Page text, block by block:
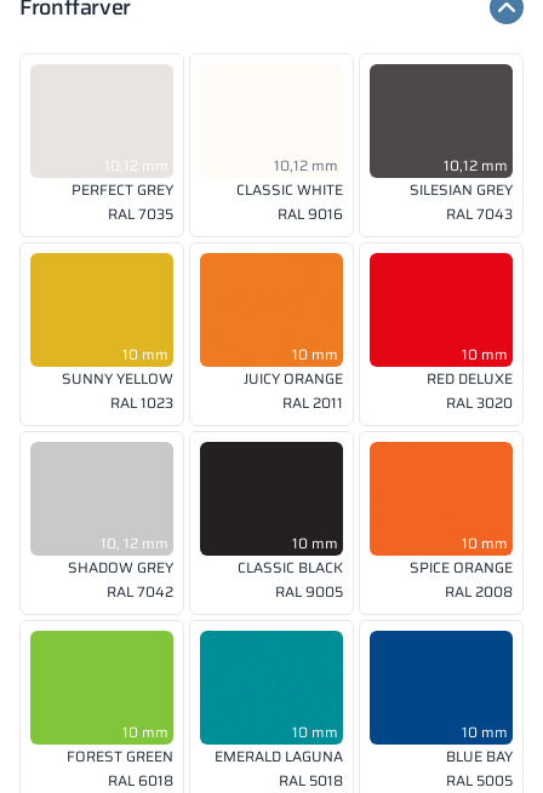
Frontfarver
10,12 mm
PERFECT GREY
RAL 7035
10,12 mm
CLASSIC WHITE
RAL 9016
10,12 mm
SILESIAN GREY
RAL 7043
10 mm
SUNNY YELLOW
RAL 1023
10 mm
JUICY ORANGE
RAL 2011
10 mm
RED DELUXE
RAL 3020
10, 12 mm
SHADOW GREY
RAL 7042
10 mm
CLASSIC BLACK
RAL 9005
10 mm
SPICE ORANGE
RAL 2008
10 mm
FOREST GREEN
RAL 6018
10 mm
EMERALD LAGUNA
RAL 5018
10 mm
BLUE BAY
RAL 5005